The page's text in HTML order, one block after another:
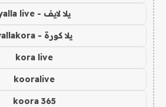
يلا لايف - yalla live
يلا كورة - yallakora
kora live
kooralive
koora 365